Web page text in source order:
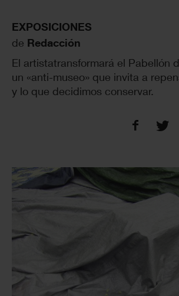
EXPOSICIONES
de Redacción
El artistatransformará el Pabellón
un «anti-museo» que invita a
y lo que decidimos conservar.